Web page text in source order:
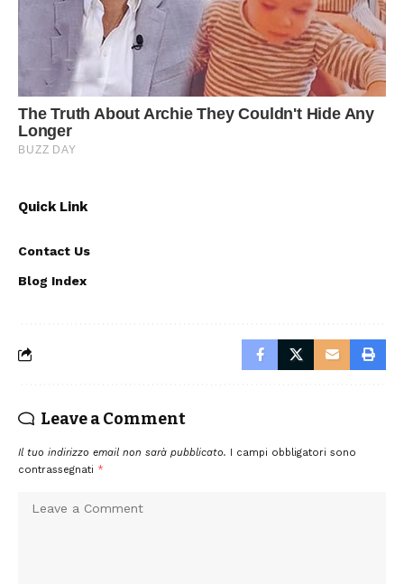
Quick Link
Contact Us
Blog Index
Leave a Comment
Il tuo indirizzo email non sarà pubblicato. I campi obbligatori sono
contrassegnati *